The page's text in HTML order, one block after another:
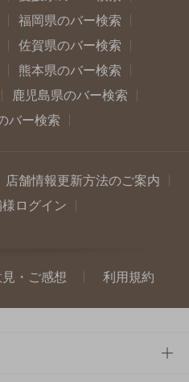
福岡県のバー検索
佐賀県のバー検索
熊本県のバー検索
鹿児島県のバー検索
バー検索
店舗情報更新方法のご案内
ログイン
見・ご感想 利用規約